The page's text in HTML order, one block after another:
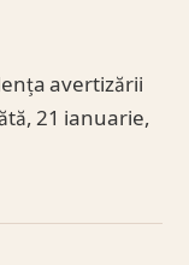
avertizării
21 ianuarie,